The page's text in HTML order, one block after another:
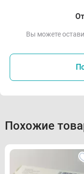
Вы можете
Похожие